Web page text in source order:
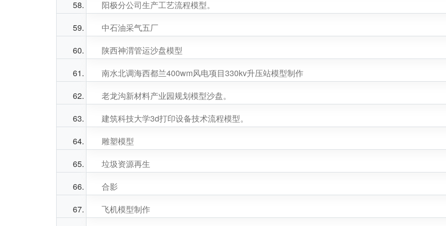
阳极分公司生产工艺流程模型。
中石油采气五厂
陕西神渭管运沙盘模型
南水北调海西都兰400wm风电项目330kv升压站模型制作
老龙沟新材料产业园规划模型沙盘。
建筑科技大学3d打印设备技术流程模型。
雕塑模型
垃圾资源再生
合影
飞机模型制作